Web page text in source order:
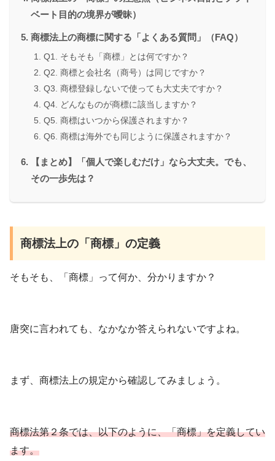
ベート目的の境界が曖昧）
商標法上の商標に関する「よくある質問」（FAQ）
Q1. そもそも「商標」とは何ですか？
Q2. 商標と会社名（商号）は同じですか？
Q3. 商標登録しないで使っても大丈夫ですか？
Q4. どんなものが商標に該当しますか？
Q5. 商標はいつから保護されますか？
Q6. 商標は海外でも同じように保護されますか？
【まとめ】「個人で楽しむだけ」なら大丈夫。でも、
その一歩先は？
商標法上の「商標」の定義
そもそも、「商標」って何か、分かりますか？
唐突に言われても、なかなか答えられないですよね。
まず、商標法上の規定から確認してみましょう。
商標法第２条では、以下のように、「商標」を定義してい
ます。